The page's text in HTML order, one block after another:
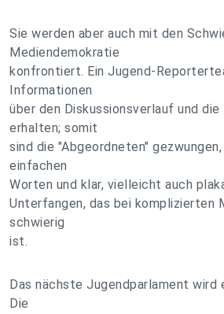
Sie werden aber auch mit den
Mediendemokratie
konfrontiert. Ein Jugend-
Informationen
über den Diskussionsverlauf und
erhalten; somit
sind die "Abgeordneten"
einfachen
Worten und klar, vielleicht auch
Unterfangen, das bei komplizierten
schwierig
ist.
Das nächste Jugendparlament wird
Die